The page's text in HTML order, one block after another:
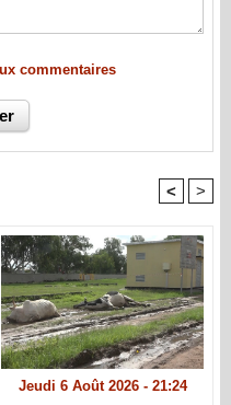
commentaires
< >
Jeudi 6 Août 2026 - 21:24